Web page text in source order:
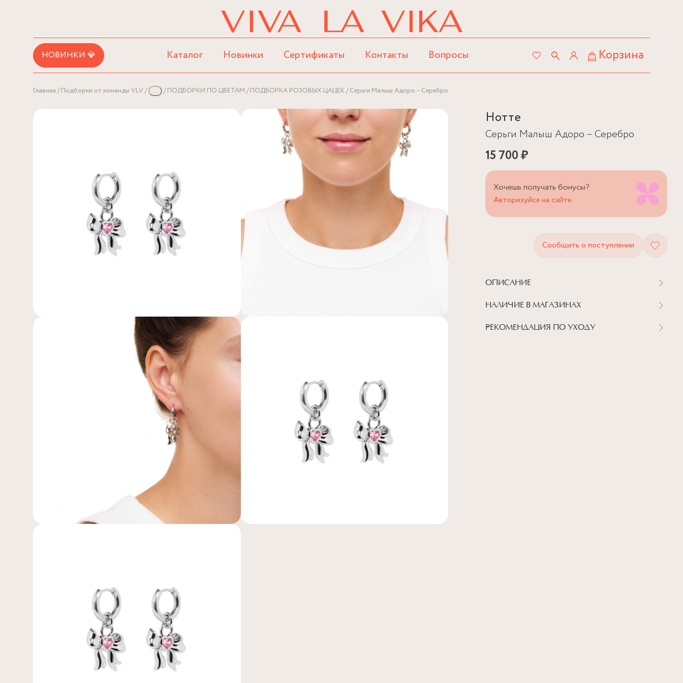
НОВИНКИ 💎 Каталог Новинки Сертификаты Контакты Вопросы Корзина
Главная Подборки от команды VLV ... ПОДБОРКИ ПО ЦВЕТАМ ПОДБОРКА РОЗОВЫХ ЦАЦЕК Серьги Малыш Адоро – Серебро
Нотте
Серьги Малыш Адоро – Серебро
15 700 ₽
Хочешь получать бонусы?
Авторизуйся на сайте
Сообщить о поступлении
ОПИСАНИЕ
НАЛИЧИЕ В МАГАЗИНАХ
РЕКОМЕНДАЦИЯ ПО УХОДУ